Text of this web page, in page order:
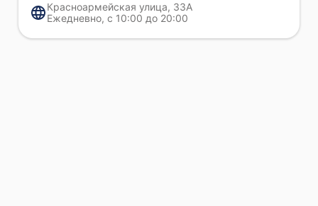
вмешательства.
Красноармейская улица, 33А
Ежедневно, с 10:00 до 20:00